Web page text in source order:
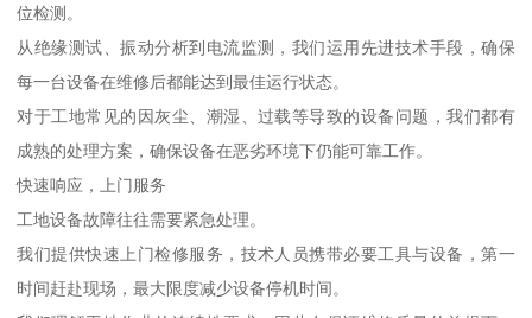
位检测。
从绝缘测试、振动分析到电流监测，我们运用先进技术手段，确保
每一台设备在维修后都能达到最佳运行状态。
对于工地常见的因灰尘、潮湿、过载等导致的设备问题，我们都有
成熟的处理方案，确保设备在恶劣环境下仍能可靠工作。
快速响应，上门服务
工地设备故障往往需要紧急处理。
我们提供快速上门检修服务，技术人员携带必要工具与设备，第一
时间赶赴现场，最大限度减少设备停机时间。